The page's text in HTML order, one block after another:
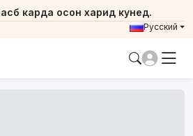
карда осон харид кунед.
Русский